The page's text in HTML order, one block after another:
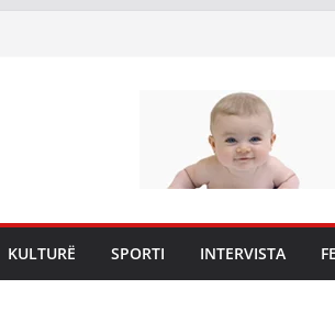
KULTURË SPORTI INTERVISTA